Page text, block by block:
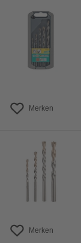
Merken
Merken